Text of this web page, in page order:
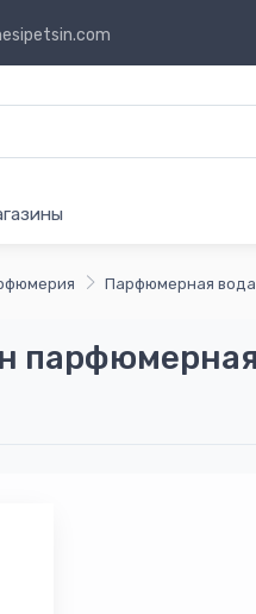
Парфюмерная вода